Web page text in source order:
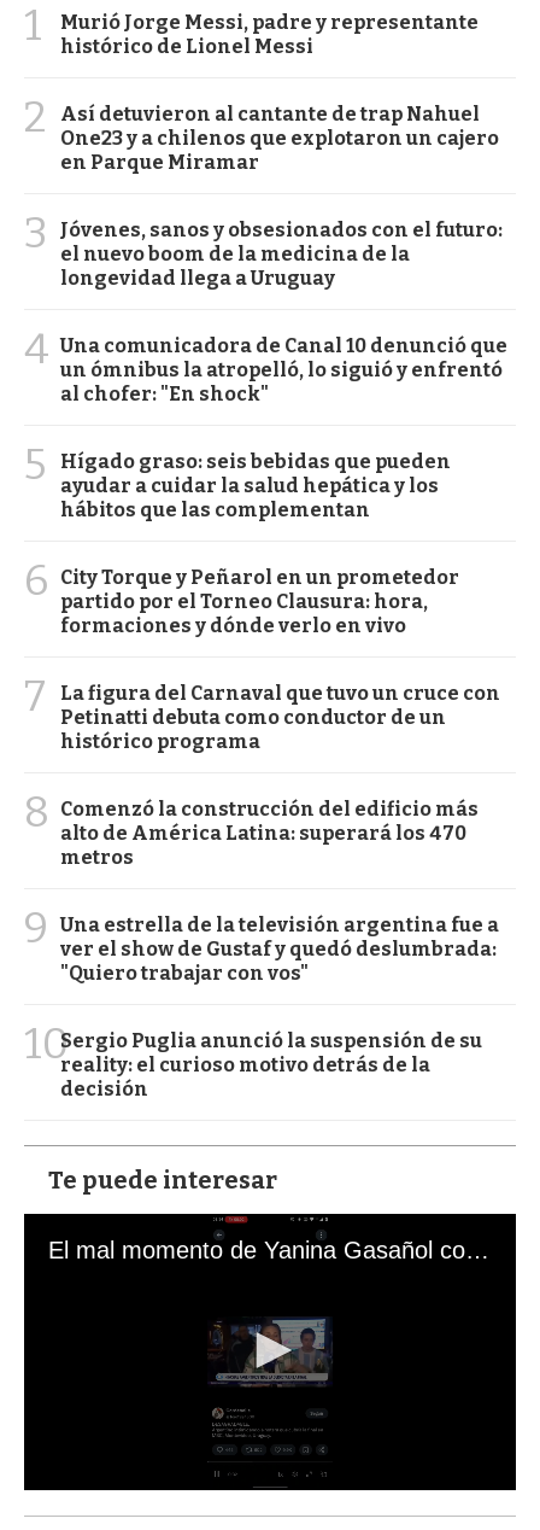
1
Murió Jorge Messi, padre y representante
histórico de Lionel Messi
2
Así detuvieron al cantante de trap Nahuel
One23 y a chilenos que explotaron un cajero
en Parque Miramar
3
Jóvenes, sanos y obsesionados con el futuro:
el nuevo boom de la medicina de la
longevidad llega a Uruguay
4 Una comunicadora de Canal 10 denunció que
un ómnibus la atropelló, lo siguió y enfrentó
al chofer: "En shock"
5
Hígado graso: seis bebidas que pueden
ayudar a cuidar la salud hepática y los
hábitos que las complementan
6
City Torque y Peñarol en un prometedor
partido por el Torneo Clausura: hora,
formaciones y dónde verlo en vivo
7
La figura del Carnaval que tuvo un cruce con
Petinatti debuta como conductor de un
histórico programa
8
Comenzó la construcción del edificio más
alto de América Latina: superará los 470
metros
9
Una estrella de la televisión argentina fue a
ver el show de Gustaf y quedó deslumbrada:
"Quiero trabajar con vos"
10Sergio Puglia anunció la suspensión de su
reality: el curioso motivo detrás de la
decisión
Te puede interesar
El mal momento de Yanina Gasañol con un hincha argentino en "Subrayado"
s